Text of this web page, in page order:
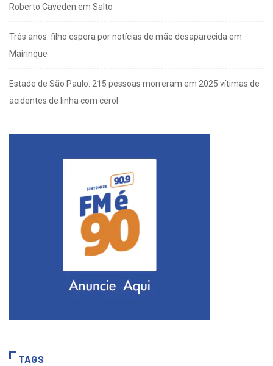
Roberto Caveden em Salto
Três anos: filho espera por notícias de mãe desaparecida em
Mairinque
Estade de São Paulo: 215 pessoas morreram em 2025 vítimas de
acidentes de linha com cerol
TAGS